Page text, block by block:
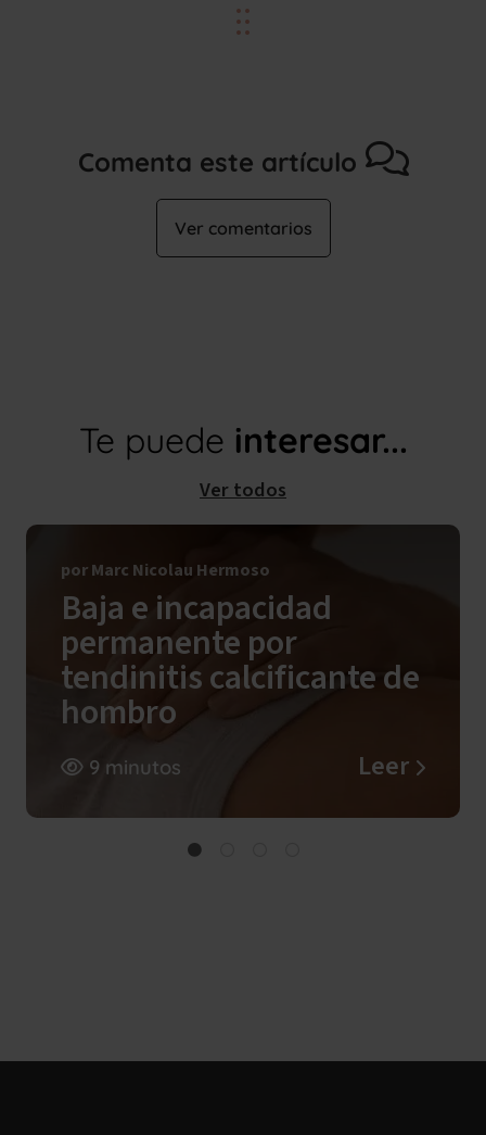
Comenta este artículo
Ver comentarios
Te puede interesar...
Ver todos
por Marc Nicolau Hermoso
Baja e incapacidad
permanente por
tendinitis calcificante de
hombro
9 minutos Leer